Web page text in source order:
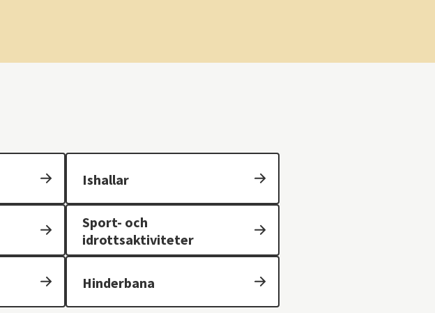
Ishallar
Sport- och
idrottsaktiviteter
Hinderbana